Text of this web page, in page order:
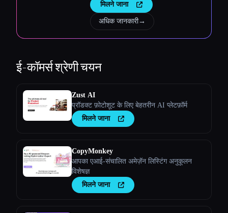
मिलने जाना
अधिक जानकारी→
ई-कॉमर्सश्रेणी चयन
Zust AI
प्रॉडक्ट फ़ोटोशूट के लिए बेहतरीन AI प्लेटफ़ॉर्म
मिलने जाना
CopyMonkey
आपका एआई-संचालित अमेज़ॅन लिस्टिंग अनुकूलन
विशेषज्ञ
मिलने जाना